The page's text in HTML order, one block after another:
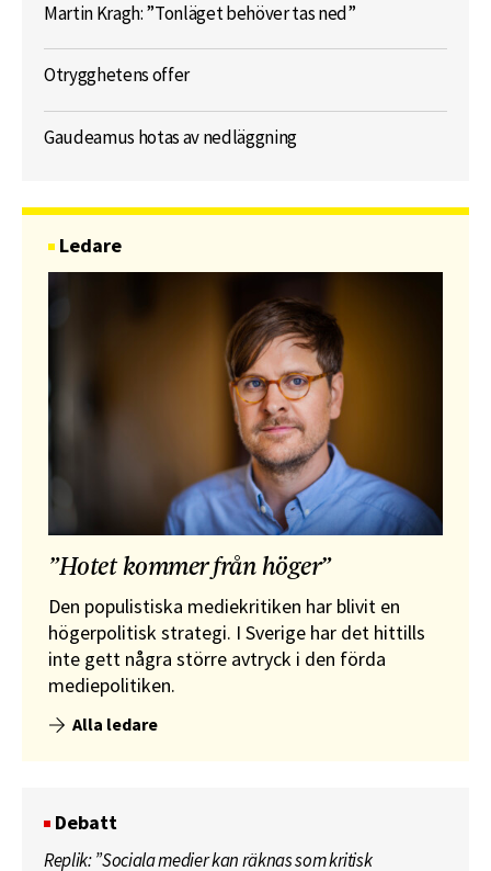
Martin Kragh: ”Tonläget behöver tas ned”
Otrygghetens offer
Gaudeamus hotas av nedläggning
Ledare
”Hotet kommer från höger”
Den populistiska mediekritiken har blivit en
högerpolitisk strategi. I Sverige har det hittills
inte gett några större avtryck i den förda
mediepolitiken.
Alla ledare
Debatt
Replik: ”Sociala medier kan räknas som kritisk